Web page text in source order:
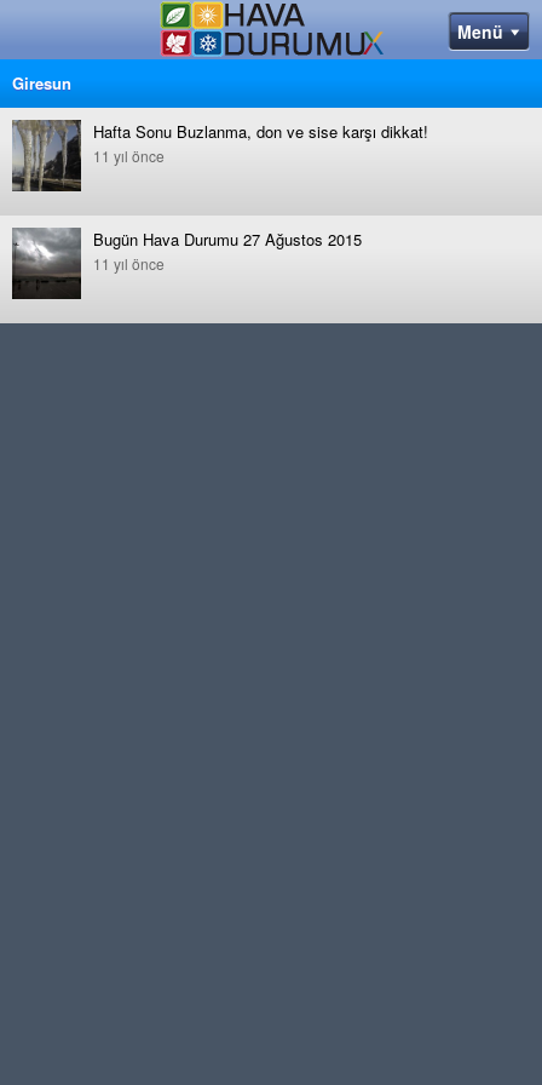
Giresun
Hafta Sonu Buzlanma, don ve sise karşı dikkat!
11 yıl önce
Bugün Hava Durumu 27 Ağustos 2015
11 yıl önce